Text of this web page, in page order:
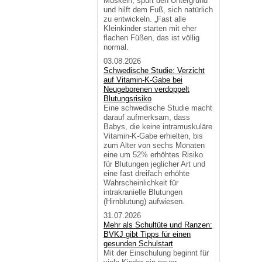
und hilft dem Fuß, sich natürlich
zu entwickeln. „Fast alle
Kleinkinder starten mit eher
flachen Füßen, das ist völlig
normal.
03.08.2026
Schwedische Studie: Verzicht
auf Vitamin-K-Gabe bei
Neugeborenen verdoppelt
Blutungsrisiko
Eine schwedische Studie macht
darauf aufmerksam, dass
Babys, die keine intramuskuläre
Vitamin-K-Gabe erhielten, bis
zum Alter von sechs Monaten
eine um 52% erhöhtes Risiko
für Blutungen jeglicher Art und
eine fast dreifach erhöhte
Wahrscheinlichkeit für
intrakranielle Blutungen
(Hirnblutung) aufwiesen.
31.07.2026
Mehr als Schultüte und Ranzen:
BVKJ gibt Tipps für einen
gesunden Schulstart
Mit der Einschulung beginnt für